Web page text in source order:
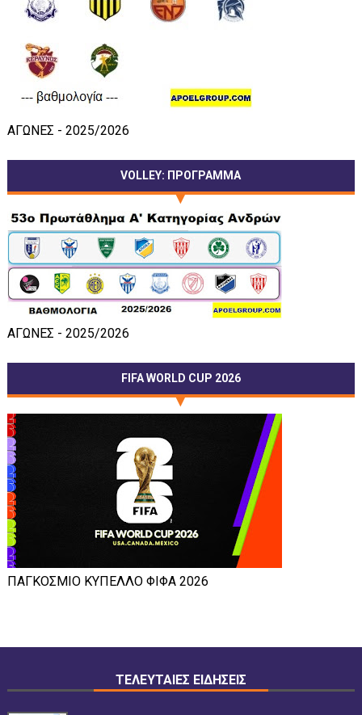
ΑΓΩΝΕΣ - 2025/2026
VOLLEY: ΠΡΟΓΡΑΜΜΑ
ΑΓΩΝΕΣ - 2025/2026
FIFA WORLD CUP 2026
ΠΑΓΚΟΣΜΙΟ ΚΥΠΕΛΛΟ ΦΙΦΑ 2026
ΤΕΛΕΥΤΑΙΕΣ ΕΙΔΗΣΕΙΣ